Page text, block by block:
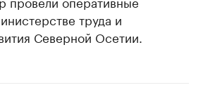
труда и
Северной Осетии.